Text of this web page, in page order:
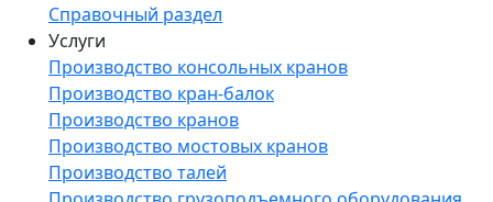
Справочный раздел
Услуги
Производство консольных кранов
Производство кран-балок
Производство кранов
Производство мостовых кранов
Производство талей